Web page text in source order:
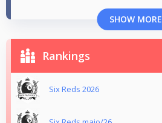
SHOW MORE
Rankings
Six Reds 2026